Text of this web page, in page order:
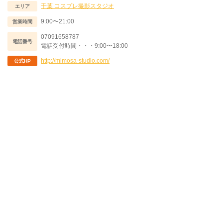
エリア 千葉 コスプレ撮影スタジオ
営業時間 9:00〜21:00
電話番号
07091658787
電話受付時間・・・9:00〜18:00
公式HP http://mimosa-studio.com/